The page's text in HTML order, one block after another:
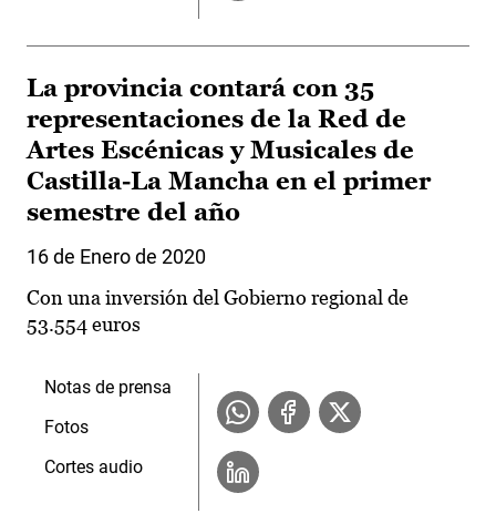
La provincia contará con 35
representaciones de la Red de
Artes Escénicas y Musicales de
Castilla-La Mancha en el primer
semestre del año
16 de Enero de 2020
Con una inversión del Gobierno regional de
53.554 euros
Notas de prensa
Fotos
Cortes audio